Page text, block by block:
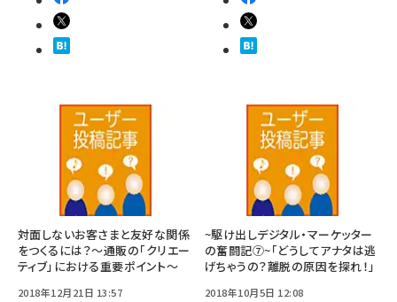
対面しないお客さまと友好な関係
をつくるには？～通販の「クリエー
ティブ」における重要ポイント～
2018年12月21日 13:57
~駆け出しデジタル・マーケッター
の奮闘記⑦~「どうしてアナタは逃
げちゃうの？離脱の原因を探れ！」
2018年10月5日 12:08